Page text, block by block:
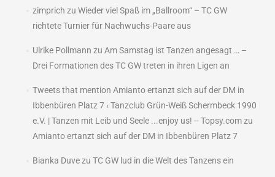
zimprich zu Wieder viel Spaß im „Ballroom“ – TC GW
richtete Turnier für Nachwuchs-Paare aus
Ulrike Pollmann zu Am Samstag ist Tanzen angesagt … –
Drei Formationen des TC GW treten in ihren Ligen an
Tweets that mention Amianto ertanzt sich auf der DM in
Ibbenbüren Platz 7 ‹ Tanzclub Grün-Weiß Schermbeck 1990
e.V. | Tanzen mit Leib und Seele ...enjoy us! -- Topsy.comzu
Amianto ertanzt sich auf der DM in Ibbenbüren Platz 7
Bianka Duvezu TC GW lud in die Welt des Tanzens ein